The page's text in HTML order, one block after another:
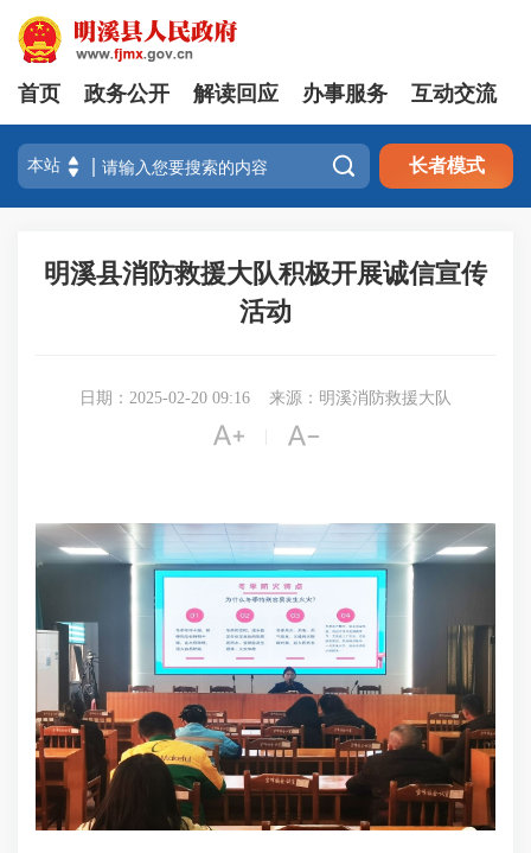
首页 政务公开 解读回应 办事服务 互动交流
 长者模式
明溪县消防救援大队积极开展诚信宣传
活动
日期：2025-02-20 09:16 来源：明溪消防救援大队
 